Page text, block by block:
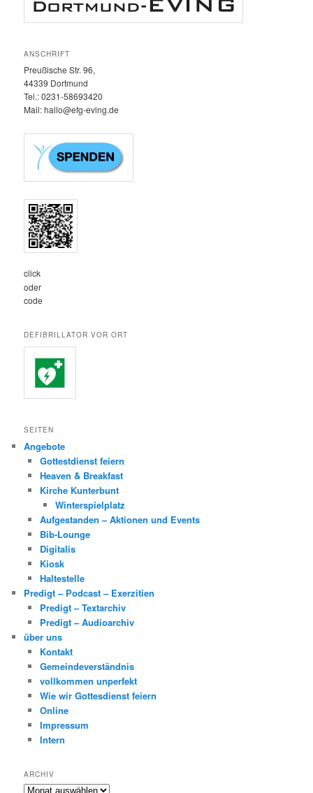
ANSCHRIFT
Preußische Str. 96,
44339 Dortmund
Tel.: 0231-58693420‬
Mail: hallo@efg-eving.de
click
oder
code
DEFIBRILLATOR VOR ORT
SEITEN
Angebote
Gottestdienst feiern
Heaven & Breakfast
Kirche Kunterbunt
Winterspielplatz
Aufgestanden – Aktionen und Events
Bib-Lounge
Digitalis
Kiosk
Haltestelle
Predigt – Podcast – Exerzitien
Predigt – Textarchiv
Predigt – Audioarchiv
über uns
Kontakt
Gemeindeverständnis
vollkommen unperfekt
Wie wir Gottesdienst feiern
Online
Impressum
Intern
ARCHIV
Archiv